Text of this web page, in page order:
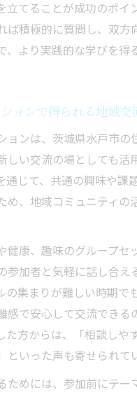
立てることが成功のポイ
ば積極的に質問し、双方
、より実践的な学びを得
ョンで得られる地域交
ョンは、茨城県水戸市の
しい交流の場としても活
通じて、共通の興味や課
め、地域コミュニティの
健康、趣味のグループセ
参加者と気軽に話し合え
の集まりが難しい時期で
感で安心して交流できる
た方からは、「相談しや
といった声も寄せられて
ためには、参加前にテー